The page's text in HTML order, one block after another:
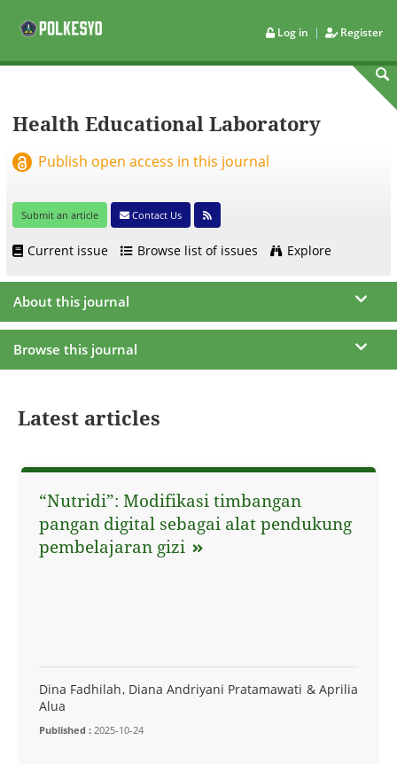
Log in | Register
Health Educational Laboratory
Publish open access in this journal
Submit an article Contact Us
Current issue Browse list of issues Explore
About this journal
Browse this journal
Latest articles
“Nutridi”: Modifikasi timbangan
pangan digital sebagai alat pendukung
pembelajaran gizi
Dina Fadhilah Diana Andriyani Pratamawati
Aprilia
Alua
Published : 2025-10-24